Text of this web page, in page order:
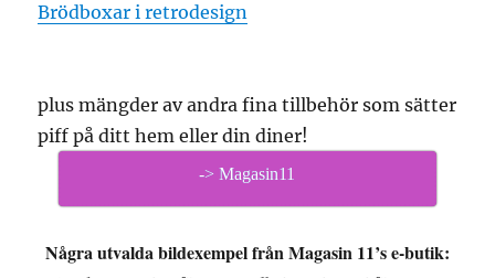
Brödboxar i retrodesign
plus mängder av andra fina tillbehör som sätter
piff på ditt hem eller din diner!
-> Magasin11
Några utvalda bildexempel från Magasin 11’s e-butik: